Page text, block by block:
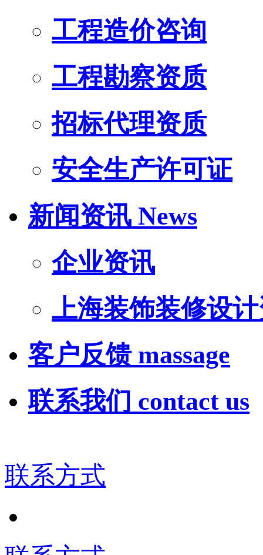
工程造价咨询
工程勘察资质
招标代理资质
安全生产许可证
新闻资讯 News
企业资讯
上海装饰装修设
客户反馈 massage
联系我们 contact us
联系方式